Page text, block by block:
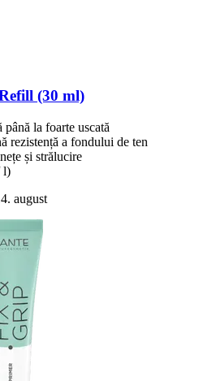
(30 ml)
până la foarte uscată
rezistență a fondului de ten
și strălucire
l)
august